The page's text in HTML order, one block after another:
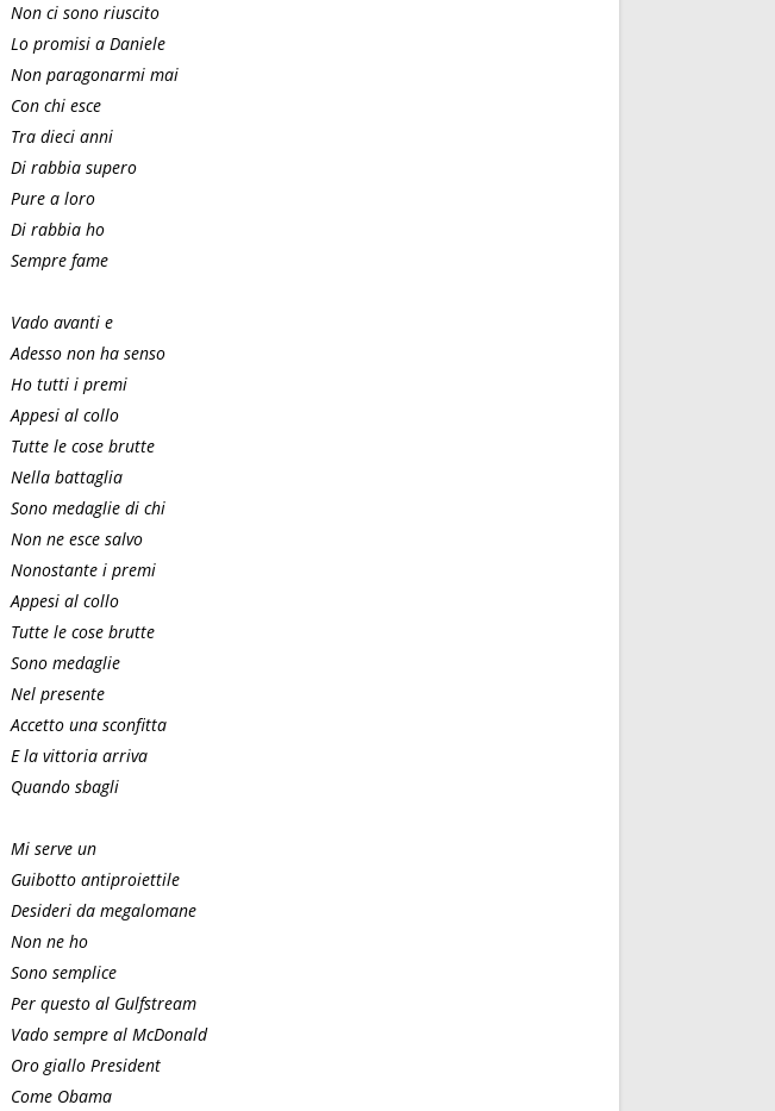
Non ci sono riuscito
Lo promisi a Daniele
Non paragonarmi mai
Con chi esce
Tra dieci anni
Di rabbia supero
Pure a loro
Di rabbia ho
Sempre fame
Vado avanti e
Adesso non ha senso
Ho tutti i premi
Appesi al collo
Tutte le cose brutte
Nella battaglia
Sono medaglie di chi
Non ne esce salvo
Nonostante i premi
Appesi al collo
Tutte le cose brutte
Sono medaglie
Nel presente
Accetto una sconfitta
E la vittoria arriva
Quando sbagli
Mi serve un
Guibotto antiproiettile
Desideri da megalomane
Non ne ho
Sono semplice
Per questo al Gulfstream
Vado sempre al McDonald
Oro giallo President
Come Obama